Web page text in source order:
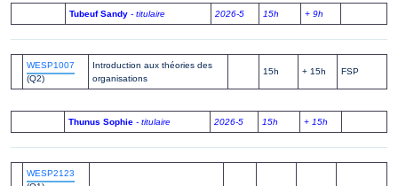
Tubeuf Sandy - titulaire 2026-5 15h + 9h
WESP1007
(Q2)
Introduction aux théories des
organisations
15h + 15h FSP
Thunus Sophie - titulaire 2026-5 15h + 15h
WESP2123